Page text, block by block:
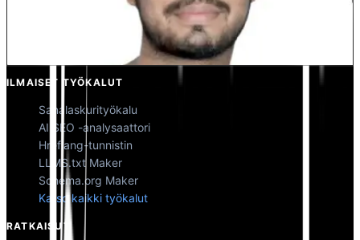
Kunal Singh Shekhawat
ILMAISET TYÖKALUT
Sanalaskurityökalu
AI SEO -analysaattori
Hreflang-tunnistin
LLMS.txt Maker
Schema.org Maker
Katso kaikki työkalut
RATKAISUT